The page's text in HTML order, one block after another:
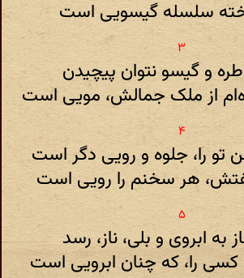
سلسله گیسویی است
و گیسو نتوان پیچیدن
از ملک جمالش، مویی است
را، جلوه و رویی دگر است
هر سخنم را رویی است
به ابروی و بلی، ناز، رسد
را، که چنان ابرویی است